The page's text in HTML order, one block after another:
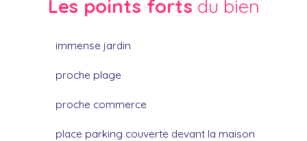
Les points forts du bien
immense jardin
proche plage
proche commerce
place parking couverte devant la maison